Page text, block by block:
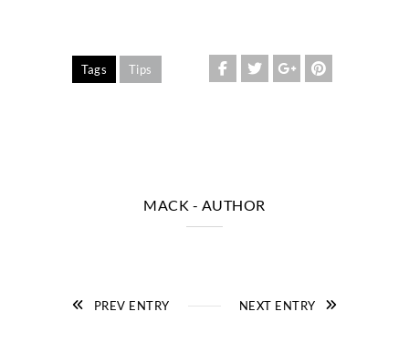
Tags Tips
MACK - AUTHOR
PREV ENTRY NEXT ENTRY